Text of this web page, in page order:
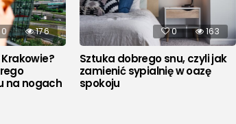
0 176
na nogach
0 163
Sztuka dobrego snu, czyli jak
zamienić sypialnię w oazę
spokoju